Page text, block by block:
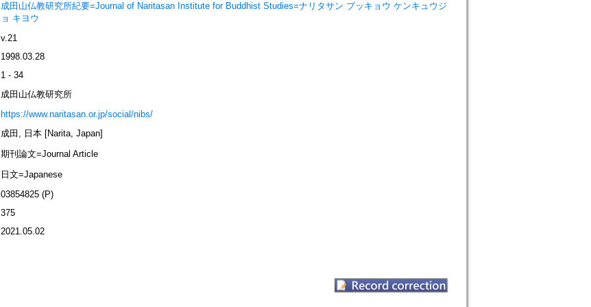
成田山仏教研究所紀要=Journal of Naritasan Institute for Buddhist Studies=ナリタサン ブッキョウ ケンキュウジ
ョ キヨウ
v.21
1998.03.28
1 - 34
成田山仏教研究所
https://www.naritasan.or.jp/social/nibs/
成田, 日本 [Narita, Japan]
期刊論文=Journal Article
日文=Japanese
03854825 (P)
375
2021.05.02